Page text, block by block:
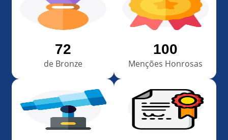
72
de Bronze
100
Menções Honrosas